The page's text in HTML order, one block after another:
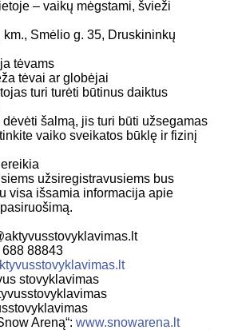
– vaikų mėgstami, švieži
Smėlio g. 35, Druskininkų
tėvams
tėvai ar globėjai
turi turėti būtinus daiktus
šalmą, jis turi būti užsegamas
vaiko sveikatos būklę ir fizinį
užsiregistravusiems bus
visa išsamia informacija apie
88843
stovyklavimas
Areną“: www.snowarena.lt